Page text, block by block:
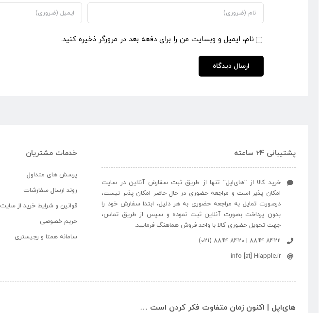
نام، ایمیل و وبسایت من را برای دفعه بعد در مرورگر ذخیره کنید.
پشتیبانی 24 ساعته
خرید کالا از “های‌اپل” تنها از طریق ثبت سفارش آنلاین در سایت
امکان پذیر است و مراجعه حضوری در حال حاضر امکان پذیر نیست،
درصورت تمایل به مراجعه حضوری به هر دلیل، ابتدا سفارش خود را
بدون پرداخت بصورت آنلاین ثبت نموده و سپس از طریق تماس،
جهت تحویل حضوری کالا با واحد فروش هماهنگ فرمایید.
8422 8894 | 8420 8894 (021)
info [at] Hiapple.ir
خدمات مشتریان
پرسش های متداول
روند ارسال سفارشات
قوانین و شرایط خرید از سایت
حریم خصوصی
سامانه همتا و رجیستری
های‌اپل | اکنون زمان متفاوت فکر کردن است …